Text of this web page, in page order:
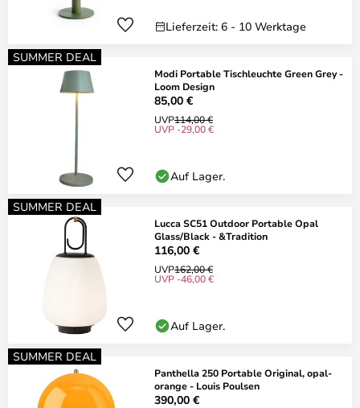
Lieferzeit: 6 - 10 Werktage
SUMMER DEAL
Modi Portable Tischleuchte Green Grey -
Loom Design
85,00 €
UVP114,00 €
UVP -29,00 €
Auf Lager.
SUMMER DEAL
Lucca SC51 Outdoor Portable Opal
Glass/Black - &Tradition
116,00 €
UVP162,00 €
UVP -46,00 €
Auf Lager.
SUMMER DEAL
Panthella 250 Portable Original, opal-
orange - Louis Poulsen
390,00 €